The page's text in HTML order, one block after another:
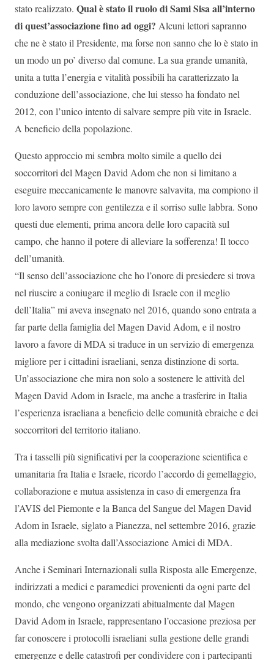
stato realizzato. Qual è stato il ruolo di Sami Sisa all’interno
di quest’associazione fino ad oggi? Alcuni lettori sapranno
che ne è stato il Presidente, ma forse non sanno che lo è stato in
un modo un po’ diverso dal comune. La sua grande umanità,
unita a tutta l’energia e vitalità possibili ha caratterizzato la
conduzione dell’associazione, che lui stesso ha fondato nel
2012, con l’unico intento di salvare sempre più vite in Israele.
A beneficio della popolazione.
Questo approccio mi sembra molto simile a quello dei
soccorritori del Magen David Adom che non si limitano a
eseguire meccanicamente le manovre salvavita, ma compiono il
loro lavoro sempre con gentilezza e il sorriso sulle labbra. Sono
questi due elementi, prima ancora delle loro capacità sul
campo, che hanno il potere di alleviare la sofferenza! Il tocco
dell’umanità.
“Il senso dell’associazione che ho l’onore di presiedere si trova
nel riuscire a coniugare il meglio di Israele con il meglio
dell’Italia” mi aveva insegnato nel 2016, quando sono entrata a
far parte della famiglia del Magen David Adom, e il nostro
lavoro a favore di MDA si traduce in un servizio di emergenza
migliore per i cittadini israeliani, senza distinzione di sorta.
Un’associazione che mira non solo a sostenere le attività del
Magen David Adom in Israele, ma anche a trasferire in Italia
l’esperienza israeliana a beneficio delle comunità ebraiche e dei
soccorritori del territorio italiano.
Tra i tasselli più significativi per la cooperazione scientifica e
umanitaria fra Italia e Israele, ricordo l’accordo di gemellaggio,
collaborazione e mutua assistenza in caso di emergenza fra
l’AVIS del Piemonte e la Banca del Sangue del Magen David
Adom in Israele, siglato a Pianezza, nel settembre 2016, grazie
alla mediazione svolta dall’Associazione Amici di MDA.
Anche i Seminari Internazionali sulla Risposta alle Emergenze,
indirizzati a medici e paramedici provenienti da ogni parte del
mondo, che vengono organizzati abitualmente dal Magen
David Adom in Israele, rappresentano l’occasione preziosa per
far conoscere i protocolli israeliani sulla gestione delle grandi
emergenze e delle catastrofi per condividere con i partecipanti